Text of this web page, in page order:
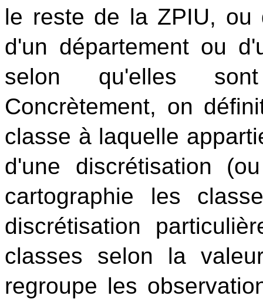
le reste de la ZPIU, ou
d'un département ou
selon qu'elles
Concrètement, on
classe à laquelle
d'une discrétisation
cartographie les
discrétisation
classes selon la
regroupe les